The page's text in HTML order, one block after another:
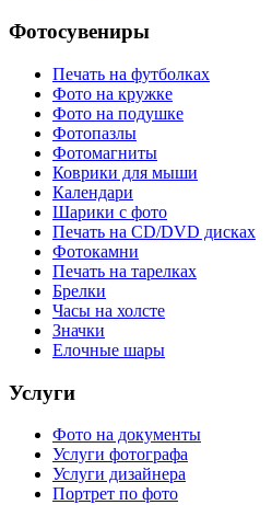
Фотосувениры
Печать на футболках
Фото на кружке
Фото на подушке
Фотопазлы
Фотомагниты
Коврики для мыши
Календари
Шарики с фото
Печать на CD/DVD дисках
Фотокамни
Печать на тарелках
Брелки
Часы на холсте
Значки
Елочные шары
Услуги
Фото на документы
Услуги фотографа
Услуги дизайнера
Портрет по фото